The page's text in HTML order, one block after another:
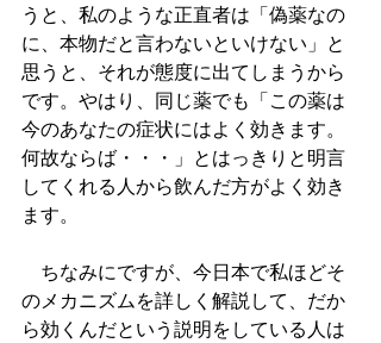
うと、私のような正直者は「偽薬なの
に、本物だと言わないといけない」と
思うと、それが態度に出てしまうから
です。やはり、同じ薬でも「この薬は
今のあなたの症状にはよく効きます。
何故ならば・・・」とはっきりと明言
してくれる人から飲んだ方がよく効き
ます。
ちなみにですが、今日本で私ほどそ
のメカニズムを詳しく解説して、だか
ら効くんだという説明をしている人は